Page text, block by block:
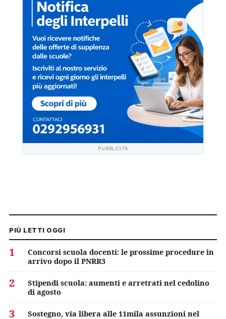
PUBBLICITÀ
PIÙ LETTI OGGI
1
Concorsi scuola docenti: le prossime procedure in
arrivo dopo il PNRR3
2
Stipendi scuola: aumenti e arretrati nel cedolino
di agosto
3
Sostegno, via libera alle 11mila assunzioni nel